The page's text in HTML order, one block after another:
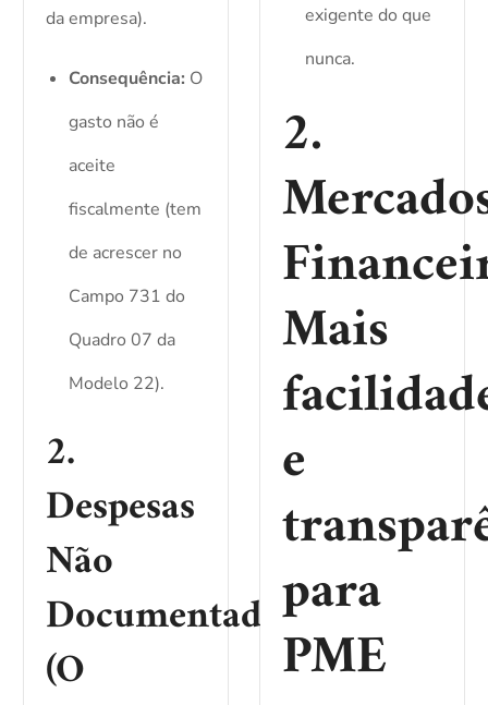
da empresa).
Consequência: O
gasto não é
aceite
fiscalmente (tem
de acrescer no
Campo 731 do
Quadro 07 da
Modelo 22).
2.
Despesas
Não
Documentadas
(O
exigente do que
nunca.
2.
Mais
e
para
PME